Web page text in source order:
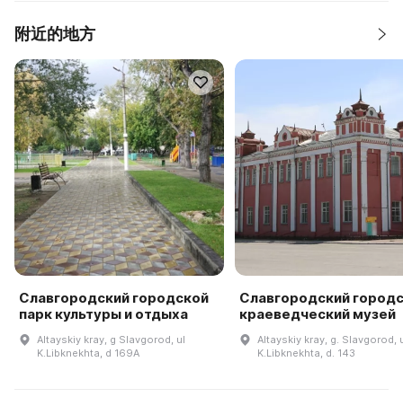
附近的地方
Славгородский городской
парк культуры и отдыха
Altayskiy kray, g Slavgorod, ul
K.Libknekhta, d 169A
Славгородский
краеведческий музей
Altayskiy kray, g. Slavgorod,
K.Libknekhta, d. 143